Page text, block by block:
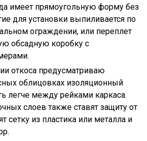
имеет прямоугольную форму без
для установки выпиливается по
ограждении, или переплет
обсадную коробку с
откоса предусматриваю
облицовках изоляционный
легче между рейками каркаса.
слоев также ставят защиту от
сетку из пластика или металла и